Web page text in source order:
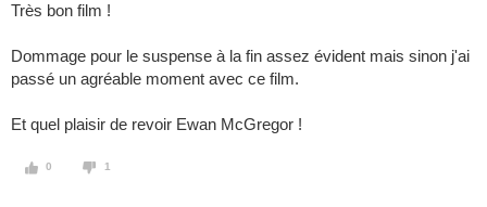
Très bon film !
Dommage pour le suspense à la fin assez évident mais sinon j'ai
passé un agréable moment avec ce film.
Et quel plaisir de revoir Ewan McGregor !
0 1